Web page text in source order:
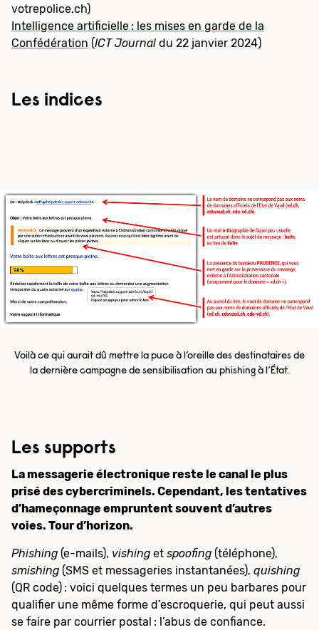
votrepolice.ch)
Intelligence artificielle : les mises en garde de la
Confédération (ICT Journal du 22 janvier 2024)
Les indices
Voilà ce qui aurait dû mettre la puce à l’oreille des destinataires de
la dernière campagne de sensibilisation au phishing à l’État.
Les supports
La messagerie électronique reste le canal le plus
prisé des cybercriminels. Cependant, les tentatives
d’hameçonnage empruntent souvent d’autres
voies. Tour d’horizon.
Phishing (e-mails), vishing et spoofing (téléphone),
smishing (SMS et messageries instantanées), quishing
(QR code) : voici quelques termes un peu barbares pour
qualifier une même forme d’escroquerie, qui peut aussi
se faire par courrier postal : l’abus de confiance.